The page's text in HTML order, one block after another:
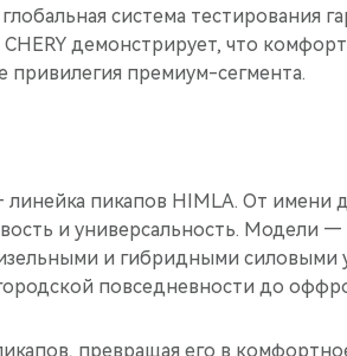
система тестирования
демонстрирует, что
привилегия премиум-сегмента.
пикапов HIMLA. От
и универсальность. Модели
и гибридными силовыми
повседневности до
превращая его в